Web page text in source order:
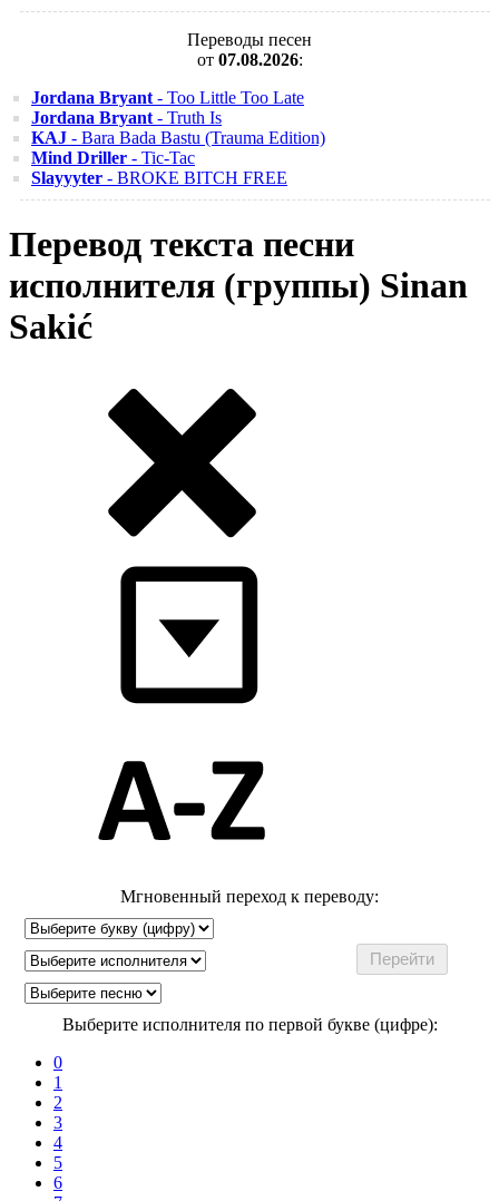
Переводы песен
от 07.08.2026:
Jordana Bryant - Too Little Too Late
Jordana Bryant - Truth Is
KAJ - Bara Bada Bastu (Trauma Edition)
Mind Driller - Tic-Tac
Slayyyter - BROKE BITCH FREE
Перевод текста песни
исполнителя (группы) Sinan
Sakić
Мгновенный переход к переводу:
Выберите исполнителя по первой букве (цифре):
0
1
2
3
4
5
6